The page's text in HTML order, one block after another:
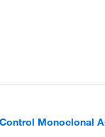
Monoclonal